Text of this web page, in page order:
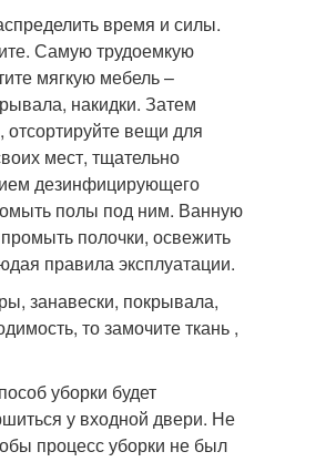
время и силы.
Самую трудоемкую
мягкую мебель –
накидки. Затем
вещи для
мест, тщательно
дезинфицирующего
полы под ним. Ванную
полочки, освежить
правила эксплуатации.
занавески, покрывала,
то замочите ткань ,
уборки будет
у входной двери. Не
процесс уборки не был